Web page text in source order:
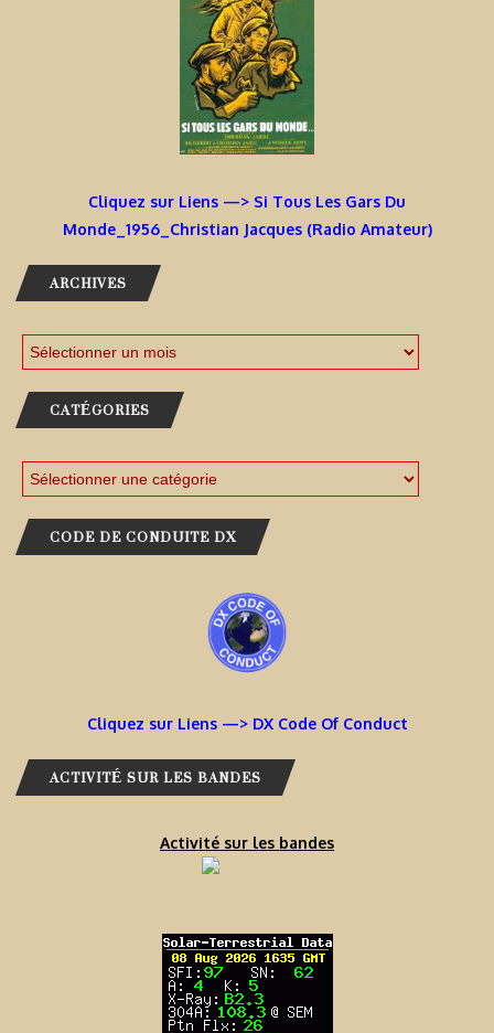
Cliquez sur Liens —> Si Tous Les Gars Du
Monde_1956_Christian Jacques (Radio Amateur)
ARCHIVES
CATÉGORIES
CODE DE CONDUITE DX
Cliquez sur Liens —> DX Code Of Conduct
ACTIVITÉ SUR LES BANDES
Activité sur les bandes